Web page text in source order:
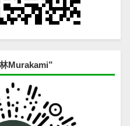
Murakami”